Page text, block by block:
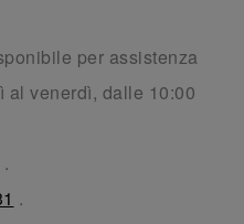
per assistenza
venerdì, dalle 10:00
.
.